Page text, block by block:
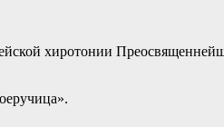
хиротонии